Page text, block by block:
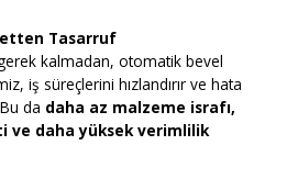
Tasarruf
kalmadan, otomatik bevel
iş süreçlerini hızlandırır ve hata
da daha az malzeme israfı,
ve daha yüksek verimlilik